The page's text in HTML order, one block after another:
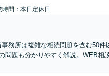
時間：本日定休日
務所は複雑な相続問題を含む50件
問題も分かりやすく解説。WEB相